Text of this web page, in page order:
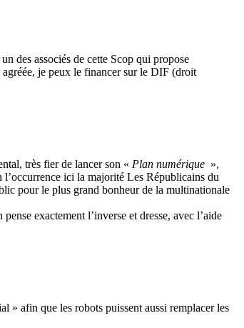
des associés de cette Scop qui propose
agréée, je peux le financer sur le DIF (droit
très fier de lancer son « Plan numérique »,
ici la majorité Les Républicains du
pour le plus grand bonheur de la multinationale
exactement l’inverse et dresse, avec l’aide
» afin que les robots puissent aussi remplacer les